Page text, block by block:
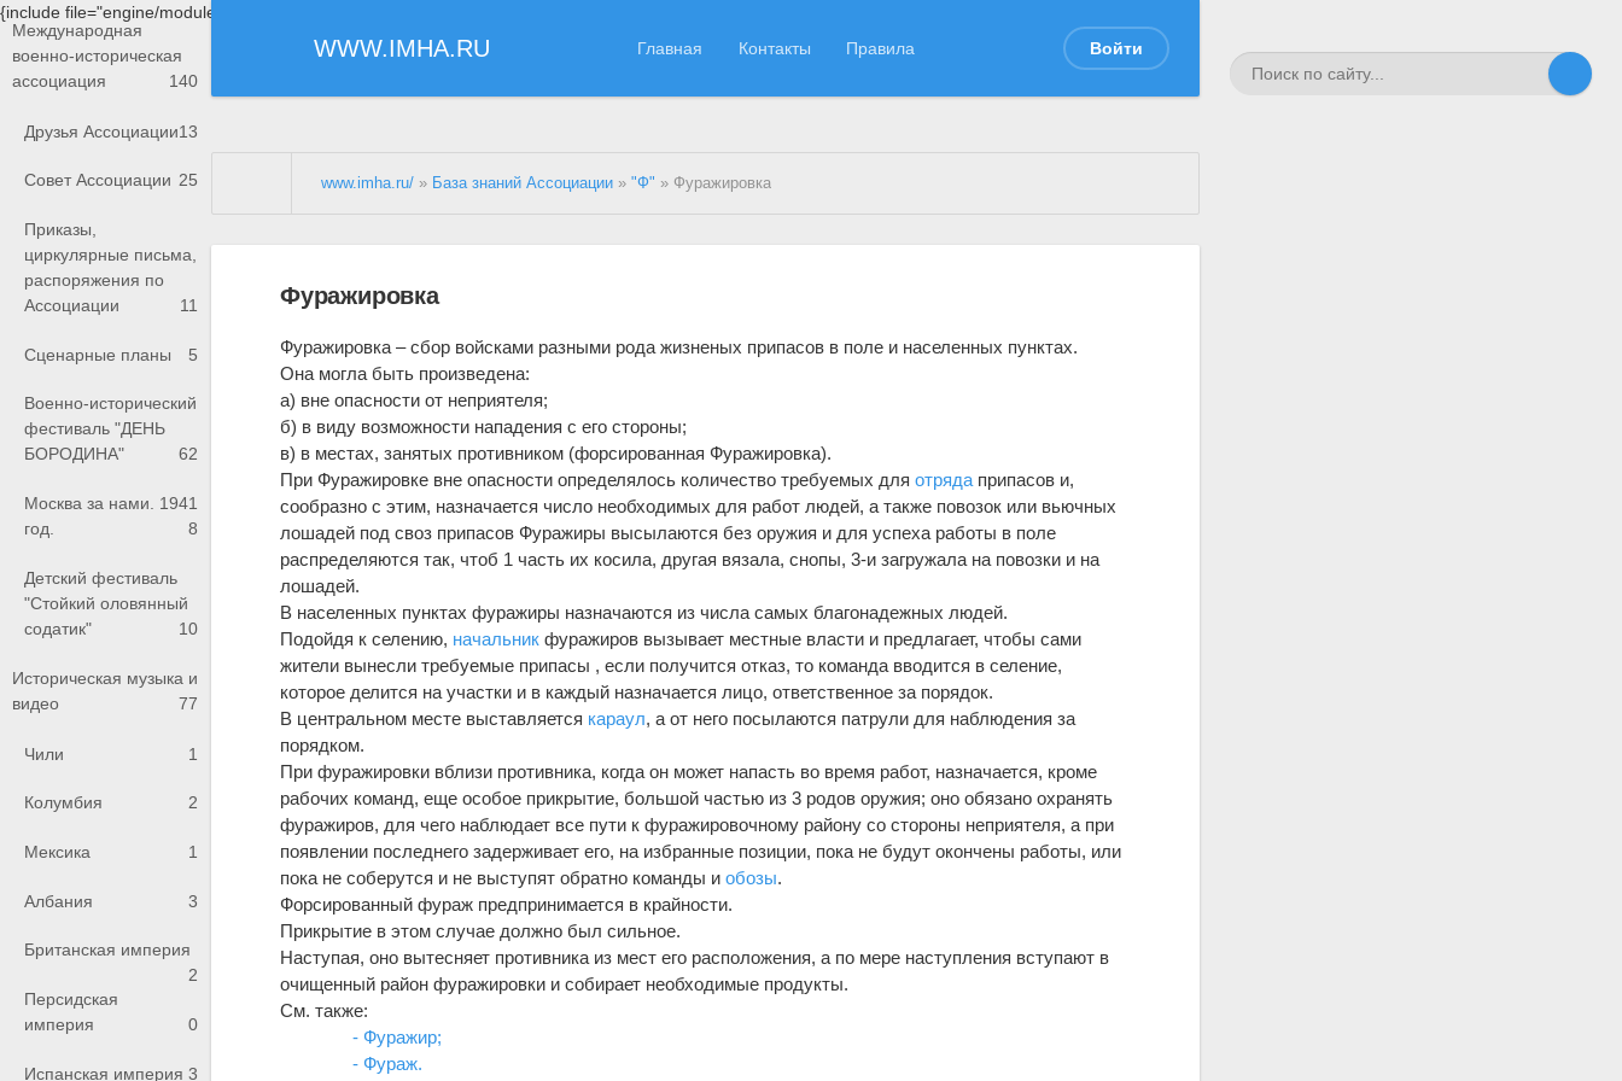
{include file="engine/modules/saperu/head.php"}
WWW.IMHA.RU Главная Контакты Правила Войти
Международная
военно-историческая
ассоциация
140
Друзья Ассоциации13
Совет Ассоциации 25
Приказы,
циркулярные письма,
распоряжения по
Ассоциации
11
Сценарные планы 5
Военно-исторический
фестиваль "ДЕНЬ
БОРОДИНА"
62
Москва за нами. 1941
год.
8
Детский фестиваль
"Стойкий оловянный
содатик"
10
Историческая музыка и
видео
77
Чили 1
Колумбия 2
Мексика 1
Албания 3
Британская империя
2
Персидская
империя
0
Испанская империя 3
www.imha.ru/ » База знаний Ассоциации »"Ф" » Фуражировка
Фуражировка
Фуражировка – сбор войсками разными рода жизненых припасов в поле и населенных пунктах.
Она могла быть произведена:
а) вне опасности от неприятеля;
б) в виду возможности нападения с его стороны;
в) в местах, занятых противником (форсированная Фуражировка).
При Фуражировке вне опасности определялось количество требуемых дляотряда припасов и,
сообразно с этим, назначается число необходимых для работ людей, а также повозок или вьючных
лошадей под своз припасов Фуражиры высылаются без оружия и для успеха работы в поле
распределяются так, чтоб 1 часть их косила, другая вязала, снопы, 3-и загружала на повозки и на
лошадей.
В населенных пунктах фуражиры назначаются из числа самых благонадежных людей.
Подойдя к селению, начальник фуражиров вызывает местные власти и предлагает, чтобы сами
жители вынесли требуемые припасы , если получится отказ, то команда вводится в селение,
которое делится на участки и в каждый назначается лицо, ответственное за порядок.
В центральном месте выставляется караул, а от него посылаются патрули для наблюдения за
порядком.
При фуражировки вблизи противника, когда он может напасть во время работ, назначается, кроме
рабочих команд, еще особое прикрытие, большой частью из 3 родов оружия; оно обязано охранять
фуражиров, для чего наблюдает все пути к фуражировочному району со стороны неприятеля, а при
появлении последнего задерживает его, на избранные позиции, пока не будут окончены работы, или
пока не соберутся и не выступят обратно команды иобозы.
Форсированный фураж предпринимается в крайности.
Прикрытие в этом случае должно был сильное.
Наступая, оно вытесняет противника из мест его расположения, а по мере наступления вступают в
очищенный район фуражировки и собирает необходимые продукты.
См. также:
- Фуражир;
- Фураж.